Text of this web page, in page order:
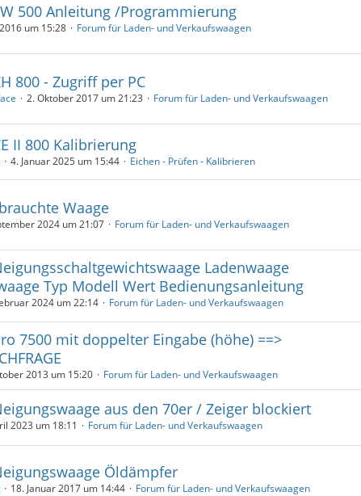
500 Anleitung /Programmierung
um 15:28 Forum für Laden- und Verkaufswaagen
800 - Zugriff per PC
2. Oktober 2017 um 21:23 Forum für Laden- und Verkaufswaagen
II 800 Kalibrierung
4. Januar 2025 um 15:44 Eichen - Prüfen - Kalibrieren
Waage
2024 um 21:07 Forum für Laden- und Verkaufswaagen
Ladenwaage
Typ Modell Wert Bedienungsanleitung
2024 um 22:14 Forum für Laden- und Verkaufswaagen
7500 mit doppelter Eingabe (höhe) ==>
2013 um 15:20 Forum für Laden- und Verkaufswaagen
aus den 70er / Zeiger blockiert
2023 um 18:11 Forum für Laden- und Verkaufswaagen
Öldämpfer
18. Januar 2017 um 14:44 Forum für Laden- und Verkaufswaagen